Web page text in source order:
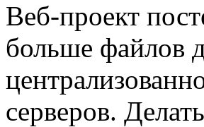
Веб-проект
больше файлов
серверов.